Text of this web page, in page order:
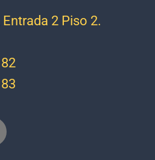
2 Piso 2.